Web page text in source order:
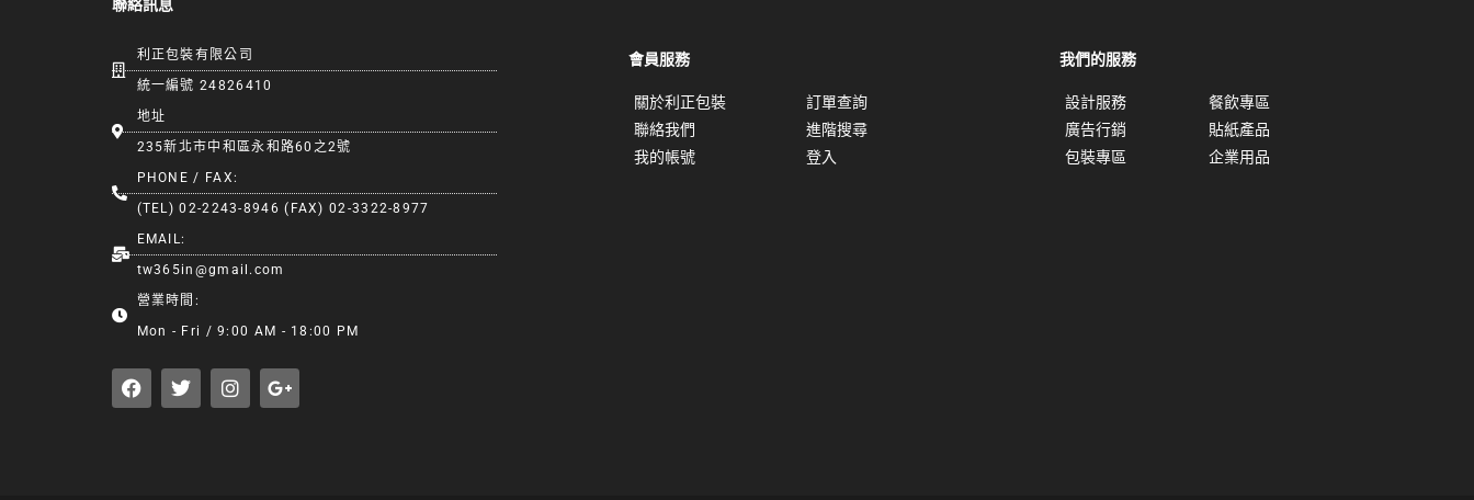
聯絡訊息
利正包裝有限公司
統一編號 24826410
地址
235新北市中和區永和路60之2號
PHONE / FAX:
(TEL) 02-2243-8946 (FAX) 02-3322-8977
EMAIL:
tw365in@gmail.com
營業時間:
Mon - Fri / 9:00 AM - 18:00 PM
會員服務
關於利正包裝
聯絡我們
我的帳號
訂單查詢
進階搜尋
登入
我們的服務
設計服務
廣告行銷
包裝專區
餐飲專區
貼紙產品
企業用品